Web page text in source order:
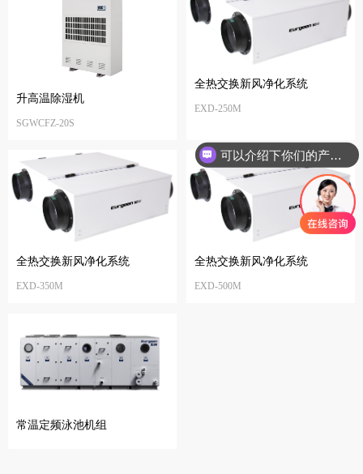
升高温除湿机
SGWCFZ-20S
全热交换新风净化系统
EXD-250M
全热交换新风净化系统
EXD-350M
全热交换新风净化系统
EXD-500M
常温定频泳池机组
可以介绍下你们的产品么